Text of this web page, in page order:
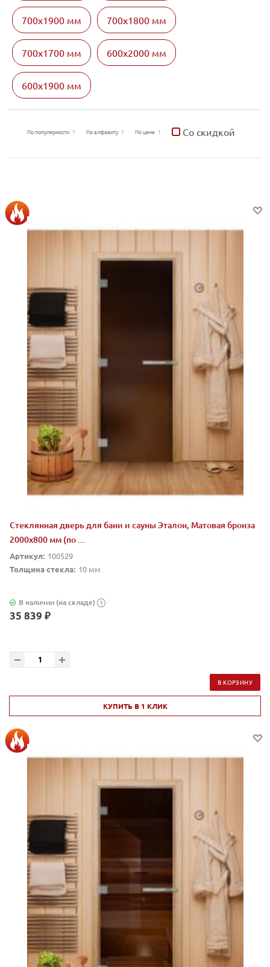
700х1900 мм 700х1800 мм
700х1700 мм 600х2000 мм
600х1900 мм
По популярности По алфавиту По цене Со скидкой
Стеклянная дверь для бани и сауны Эталон, Матовая бронза
2000х800 мм (по ...
Артикул: 100529
Толщина стекла: 10 мм
В наличии (на складе) ?
35 839 ₽
В КОРЗИНУ
КУПИТЬ В 1 КЛИК